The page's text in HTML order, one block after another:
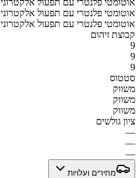
אוטומטי פלנטרי עם תפעול אלקטרוני
אוטומטי פלנטרי עם תפעול אלקטרוני
קבוצת זיהום
9
9
9
סטטוס
משווק
משווק
משווק
ציון גולשים
—
—
—
מחירים ועלויות